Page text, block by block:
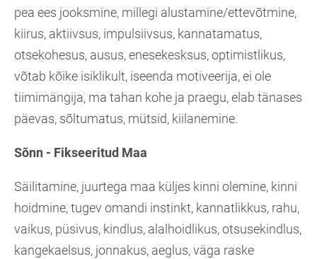
pea ees jooksmine, millegi alustamine/ettevõtmine,
kiirus, aktiivsus, impulsiivsus, kannatamatus,
otsekohesus, ausus, enesekesksus, optimistlikus,
võtab kõike isiklikult, iseenda motiveerija, ei ole
tiimimängija, ma tahan kohe ja praegu, elab tänases
päevas, sõltumatus, mütsid, kiilanemine.
Sõnn - Fikseeritud Maa
Säilitamine, juurtega maa küljes kinni olemine, kinni
hoidmine, tugev omandi instinkt, kannatlikkus, rahu,
vaikus, püsivus, kindlus, alalhoidlikus, otsusekindlus,
kangekaelsus, jonnakus, aeglus, väga raske